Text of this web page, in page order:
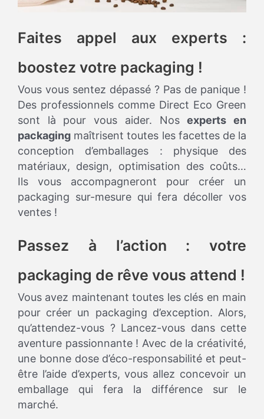
Faites appel aux experts :
boostez votre packaging !
Vous vous sentez dépassé ? Pas de panique !
Des professionnels comme Direct Eco Green
sont là pour vous aider. Nosexperts en
packaging maîtrisent toutes les facettes de la
conception d’emballages : physique des
matériaux, design, optimisation des coûts…
Ils vous accompagneront pour créer un
packaging sur-mesure qui fera décoller vos
ventes !
Passez à l’action : votre
packaging de rêve vous attend !
Vous avez maintenant toutes les clés en main
pour créer un packaging d’exception. Alors,
qu’attendez-vous ? Lancez-vous dans cette
aventure passionnante ! Avec de la créativité,
une bonne dose d’éco-responsabilité et peut-
être l’aide d’experts, vous allez concevoir un
emballage qui fera la différence sur le
marché.